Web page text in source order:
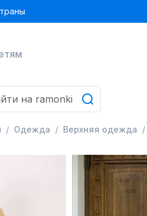
Одежда Верхняя одежда